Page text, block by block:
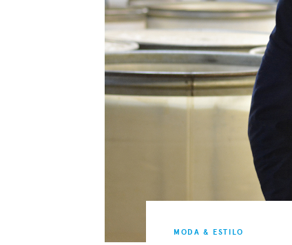
MODA & ESTILO